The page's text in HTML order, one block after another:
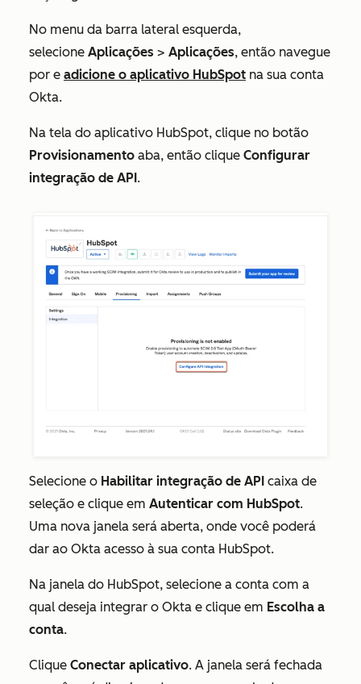
No menu da barra lateral esquerda,
selecione Aplicações > Aplicações, então navegue
por e adicione o aplicativo HubSpot na sua conta
Okta.
Na tela do aplicativo HubSpot, clique no botão
Provisionamento aba, então clique Configurar
integração de API.
Selecione o Habilitar integração de API caixa de
seleção e clique em Autenticar com HubSpot.
Uma nova janela será aberta, onde você poderá
dar ao Okta acesso à sua conta HubSpot.
Na janela do HubSpot, selecione a conta com a
qual deseja integrar o Okta e clique em Escolha a
conta.
Clique Conectar aplicativo. A janela será fechada